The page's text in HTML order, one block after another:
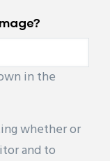
in the
whether or
and to